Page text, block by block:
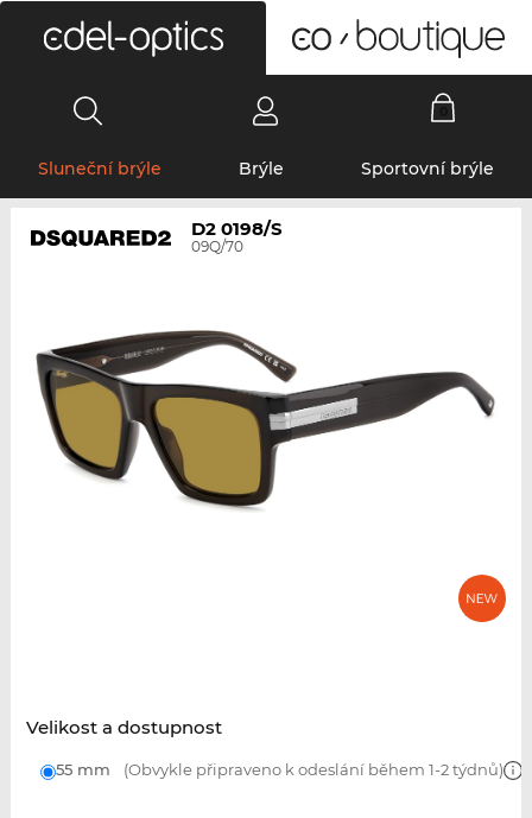
Sluneční brýle Brýle Sportovní brýle
D2 0198/S
09Q/70
Velikost a dostupnost
55 mm (Obvykle připraveno k odeslání během 1-2 týdnů)